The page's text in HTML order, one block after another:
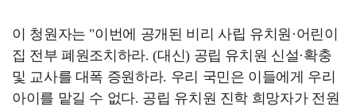
이 청원자는 "이번에 공개된 비리 사립 유치원·어린이
집 전부 폐원조치하라. (대신) 공립 유치원 신설·확충
및 교사를 대폭 증원하라. 우리 국민은 이들에게 우리
아이를 맡길 수 없다. 공립 유치원 진학 희망자가 전원